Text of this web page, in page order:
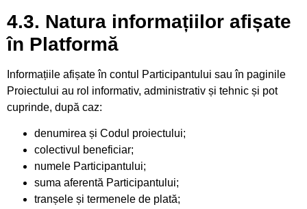
4.3. Natura informațiilor afișate
în Platformă
Informațiile afișate în contul Participantului sau în paginile
Proiectului au rol informativ, administrativ și tehnic și pot
cuprinde, după caz:
denumirea și Codul proiectului;
colectivul beneficiar;
numele Participantului;
suma aferentă Participantului;
tranșele și termenele de plată;